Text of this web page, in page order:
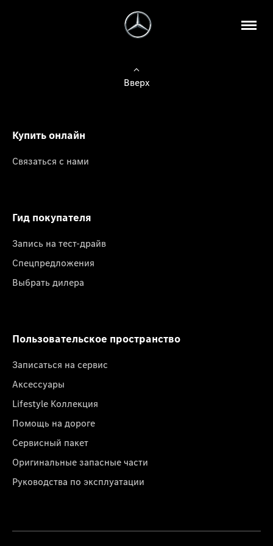
Вверх
Купить онлайн
Связаться с нами
Гид покупателя
Запись на тест-драйв
Спецпредложения
Выбрать дилера
Пользовательское пространство
Записаться на сервис
Аксессуары
Lifestyle Коллекция
Помощь на дороге
Сервисный пакет
Оригинальные запасные части
Руководства по эксплуатации